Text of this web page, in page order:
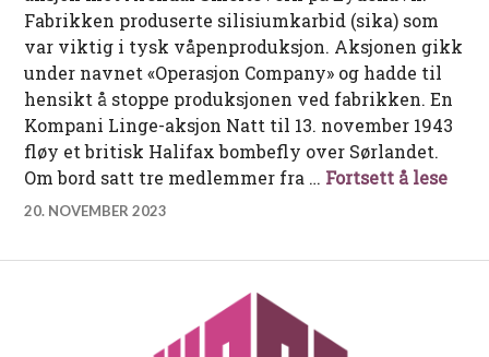
Fabrikken produserte silisiumkarbid (sika) som
var viktig i tysk våpenproduksjon. Aksjonen gikk
under navnet «Operasjon Company» og hadde til
hensikt å stoppe produksjonen ved fabrikken. En
Kompani Linge-aksjon Natt til 13. november 1943
fløy et britisk Halifax bombefly over Sørlandet.
Om bord satt tre medlemmer fra … Fortsett å lese
20. NOVEMBER 2023